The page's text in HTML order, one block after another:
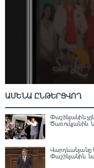
ԱՄԵՆԱ ԸՆԹԵՐՑՎՈՂ
Փաշինյանին
Ծառուկյանին.
Վարդևանյանը
Փաշինյանին․